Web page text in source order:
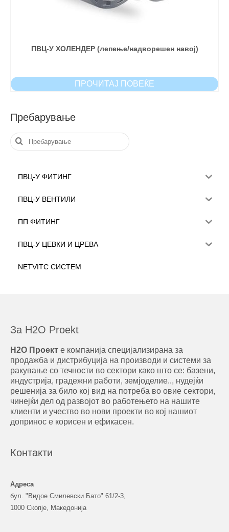
ПВЦ-У ХОЛЕНДЕР (лепење/надворешен навој)
ПРОЧИТАЈ ПОВЕЌЕ
Пребарување
Пребарувањето
ПВЦ-У ФИТИНГ
ПВЦ-У ВЕНТИЛИ
ПП ФИТИНГ
ПВЦ-У ЦЕВКИ И ЦРЕВА
NETVITC СИСТЕМ
За H2O Proekt
Н2О Проект е компанија специјализирана за
продажба и дистрибуција на производи и системи за
ракување со течности во сектори како што се: базени,
индустрија, градежни работи, земјоделие.., нудејќи
решенија за било кој вид на потреба во овие сектори,
чинејќи дел од развојот во работењето на нашите
клиенти и учество во нови проекти во кој нашиот
допринос е корисен и ефикасен.
Контакти
Адреса
бул. "Видое Смилевски Бато" 61/2-3,
1000 Скопје, Македонија